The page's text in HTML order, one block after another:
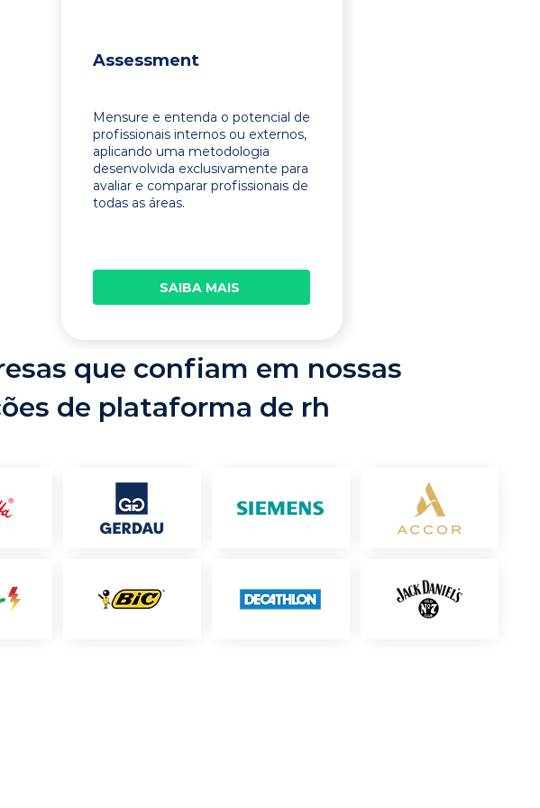
Assessment
Mensure e entenda o potencial de
profissionais internos ou externos,
aplicando uma metodologia
desenvolvida exclusivamente para
avaliar e comparar profissionais de
todas as áreas.
SAIBA MAIS
que confiam em nossas
de plataforma de rh